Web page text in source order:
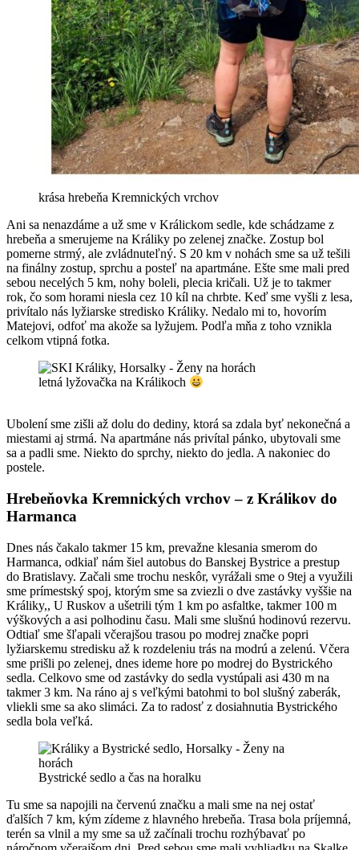
krása hrebeňa Kremnických vrchov
Ani sa nenazdáme a už sme v Králickom sedle, kde schádzame z
hrebeňa a smerujeme na Králiky po zelenej značke. Zostup bol
pomerne strmý, ale zvládnuteľný. S 20 km v nohách sme sa už tešili
na finálny zostup, sprchu a posteľ na apartmáne. Ešte sme mali pred
sebou necelých 5 km, nohy boleli, plecia kričali. Už je to takmer
rok, čo som horami niesla cez 10 kíl na chrbte. Keď sme vyšli z lesa,
privítalo nás lyžiarske stredisko Králiky. Nedalo mi to, hovorím
Matejovi, odfoť ma akože sa lyžujem. Podľa mňa z toho vznikla
celkom vtipná fotka.
letná lyžovačka na Králikoch
Ubolení sme zišli až dolu do dediny, ktorá sa zdala byť nekonečná a
miestami aj strmá. Na apartmáne nás privítal pánko, ubytovali sme
sa a padli sme. Niekto do sprchy, niekto do jedla. A nakoniec do
postele.
Hrebeňovka Kremnických vrchov – z Králikov do
Harmanca
Dnes nás čakalo takmer 15 km, prevažne klesania smerom do
Harmanca, odkiaľ nám šiel autobus do Banskej Bystrice a prestup
do Bratislavy. Začali sme trochu neskôr, vyrážali sme o 9tej a využili
sme prímestský spoj, ktorým sme sa zviezli o dve zastávky vyššie na
Králiky,, U Ruskov a ušetrili tým 1 km po asfaltke, takmer 100 m
výškových a asi polhodinu času. Mali sme slušnú hodinovú rezervu.
Odtiaľ sme šľapali včerajšou trasou po modrej značke popri
lyžiarskemu stredisku až k rozdeleniu trás na modrú a zelenú. Včera
sme prišli po zelenej, dnes ideme hore po modrej do Bystrického
sedla. Celkovo sme od zastávky do sedla vystúpali asi 430 m na
takmer 3 km. Na ráno aj s veľkými batohmi to bol slušný zaberák,
vliekli sme sa ako slimáci. Za to radosť z dosiahnutia Bystrického
sedla bola veľká.
Bystrické sedlo a čas na horalku
Tu sme sa napojili na červenú značku a mali sme na nej ostať
ďalších 7 km, kým zídeme z hlavného hrebeňa. Trasa bola príjemná,
terén sa vlnil a my sme sa už začínali trochu rozhýbavať po